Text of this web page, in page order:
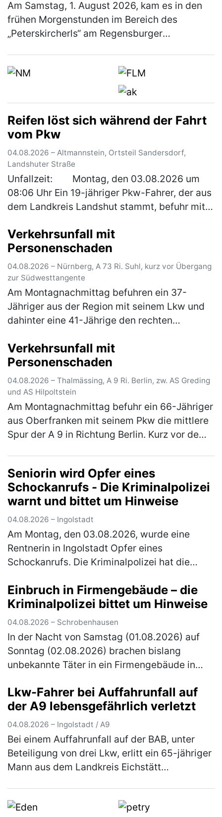
Am Samstag, 1. August 2026, kam es in den
frühen Morgenstunden im Bereich des
„Peterskircherls“ am Regensburger
Mannes. Ein…
Reifen löst sich während der Fahrt
vom Pkw
04.08.2026 – Altmannstein, Ortsteil Sandersdorf,
Landshuter Straße
Unfallzeit: Montag, den 03.08.2026 um
08:06 Uhr Ein 19-jähriger Pkw-Fahrer, der aus
dem Landkreis Landshut stammt, befuhr mit
Sandersdorf von Mindelstetten …
Verkehrsunfall mit
Personenschaden
04.08.2026 – Nürnberg, A 73 Ri. Suhl, kurz vor Übergang
zur Südwesttangente
Am Montagnachmittag befuhren ein 37-
Jähriger aus der Region mit seinem Lkw und
dahinter eine 41-Jährige den rechten
diesem Zeitpunkt herrschte dichter b…
Verkehrsunfall mit
Personenschaden
04.08.2026 – Thalmässing, A 9 Ri. Berlin, zw. AS Greding
und AS Hilpoltstein
Am Montagnachmittag befuhr ein 66-Jähriger
aus Oberfranken mit seinem Pkw die mittlere
Spur der A 9 in Richtung Berlin. Kurz vor dem
Seniorin wird Opfer eines
Schockanrufs - Die Kriminalpolizei
warnt und bittet um Hinweise
04.08.2026 – Ingolstadt
Am Montag, den 03.08.2026, wurde eine
Rentnerin in Ingolstadt Opfer eines
Schockanrufs. Die Kriminalpolizei hat die
Hinweise. Gegen 16.30 Uhr erhielt die über
80…(mehr)
Einbruch in Firmengebäude – die
Kriminalpolizei bittet um Hinweise
04.08.2026 – Schrobenhausen
In der Nacht von Samstag (01.08.2026) auf
Sonntag (02.08.2026) brachen bislang
unbekannte Täter in ein Firmengebäude in
Ingolstadt hat die Ermittlungen übernomm…
(mehr)
Lkw-Fahrer bei Auffahrunfall auf
der A9 lebensgefährlich verletzt
04.08.2026 – Ingolstadt / A9
Bei einem Auffahrunfall auf der BAB, unter
Beteiligung von drei Lkw, erlitt ein 65-jähriger
Mann aus dem Landkreis Eichstätt